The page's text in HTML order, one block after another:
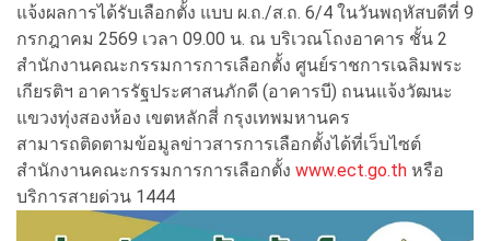
แจ้งผลการได้รับเลือกตั้ง แบบ ผ.ถ./ส.ถ. 6/4 ในวันพฤหัสบดีที่ 9
กรกฎาคม 2569 เวลา 09.00 น. ณ บริเวณโถงอาคาร ชั้น 2
สำนักงานคณะกรรมการการเลือกตั้ง ศูนย์ราชการเฉลิมพระ
เกียรติฯ อาคารรัฐประศาสนภักดี (อาคารบี) ถนนแจ้งวัฒนะ
แขวงทุ่งสองห้อง เขตหลักสี่ กรุงเทพมหานคร
สามารถติดตามข้อมูลข่าวสารการเลือกตั้งได้ที่เว็บไซต์
สำนักงานคณะกรรมการการเลือกตั้ง www.ect.go.th หรือ
บริการสายด่วน 1444